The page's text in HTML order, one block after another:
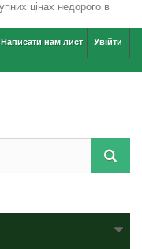
Увійти
Написати нам лист